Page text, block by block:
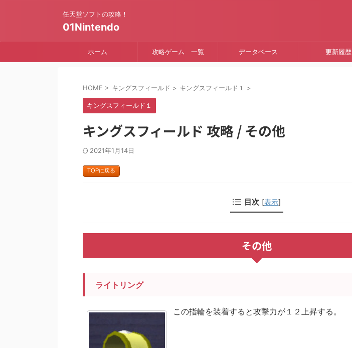
任天堂ソフトの攻略！
01Nintendo
ホーム 攻略ゲーム 一覧 データベース 更新履歴
HOME > キングスフィールド > キングスフィールド１ >
キングスフィールド１
キングスフィールド 攻略 / その他
2021年1月14日
TOPに戻る
目次 [表示]
その他
ライトリング
この指輪を装着すると攻撃力が１２上昇する。